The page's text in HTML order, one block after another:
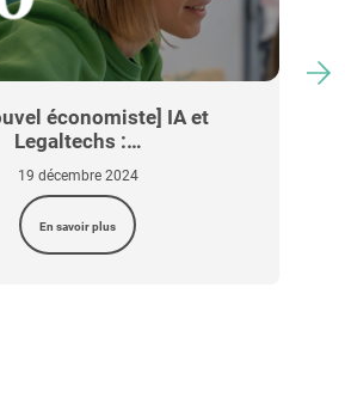
économiste] IA et
Legaltechs :…
19 décembre 2024
En savoir plus